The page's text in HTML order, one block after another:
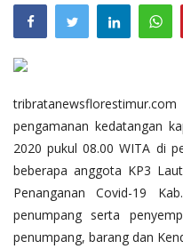
Jurnal Kamtibmas
Giat Ops
pengamanan kedatangan
2020 pukul 08.00 WITA di
beberapa anggota KP3
Penanganan Covid-19
penumpang serta
penumpang, barang dan